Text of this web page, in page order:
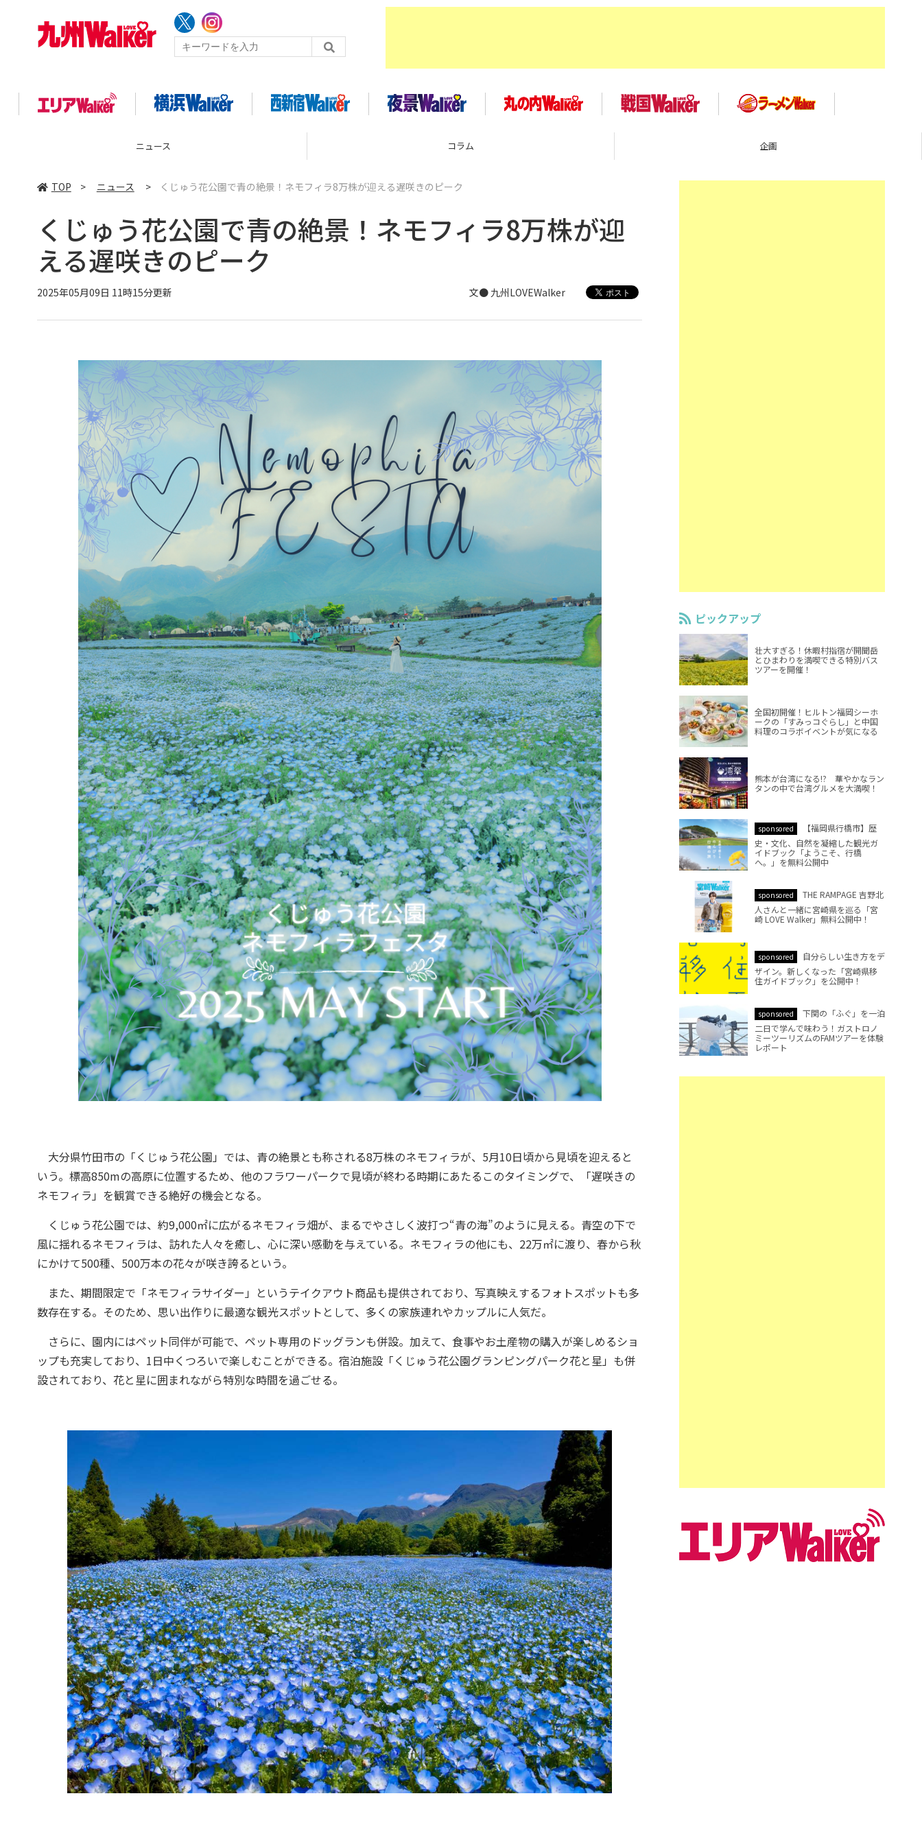
コラム 企画 イベント
TOP > ニュース > くじゅう花公園で青の絶景！ネモフィラ8万株が迎える遅咲きのピーク
くじゅう花公園で青の絶景！ネモフィラ8万株が迎
える遅咲きのピーク
2025年05月09日 11時15分更新 文● 九州LOVEWalker
大分県竹田市の「くじゅう花公園」では、青の絶景とも称される8万株のネモフィラが、5月10日頃から見頃を迎えると
いう。標高850mの高原に位置するため、他のフラワーパークで見頃が終わる時期にあたるこのタイミングで、「遅咲きの
ネモフィラ」を観賞できる絶好の機会となる。
くじゅう花公園では、約9,000㎡に広がるネモフィラ畑が、まるでやさしく波打つ“青の海”のように見える。青空の下で
風に揺れるネモフィラは、訪れた人々を癒し、心に深い感動を与えている。ネモフィラの他にも、22万㎡に渡り、春から秋
にかけて500種、500万本の花々が咲き誇るという。
また、期間限定で「ネモフィラサイダー」というテイクアウト商品も提供されており、写真映えするフォトスポットも多
数存在する。そのため、思い出作りに最適な観光スポットとして、多くの家族連れやカップルに人気だ。
さらに、園内にはペット同伴が可能で、ペット専用のドッグランも併設。加えて、食事やお土産物の購入が楽しめるショ
ップも充実しており、1日中くつろいで楽しむことができる。宿泊施設「くじゅう花公園グランピングパーク花と星」も併
設されており、花と星に囲まれながら特別な時間を過ごせる。
ピックアップ
壮大すぎる！休暇村指宿が開聞岳
とひまわりを満喫できる特別バス
ツアーを開催！
全国初開催！ヒルトン福岡シーホ
ークの「すみっコぐらし」と中国
料理のコラボイベントが気になる
熊本が台湾になる!? 華やかなラン
タンの中で台湾グルメを大満喫！
sponsored
【福岡県行橋市】歴
史・文化、自然を凝縮した観光ガ
イドブック「ようこそ、行橋
へ。」を無料公開中
sponsored
THE RAMPAGE 吉野北
人さんと一緒に宮崎県を巡る「宮
崎 LOVE Walker」無料公開中！
sponsored
自分らしい生き方をデ
ザイン。新しくなった「宮崎県移
住ガイドブック」を公開中！
sponsored
下関の「ふぐ」を一泊
二日で学んで味わう！ガストロノ
ミーツーリズムのFAMツアーを体験
レポート